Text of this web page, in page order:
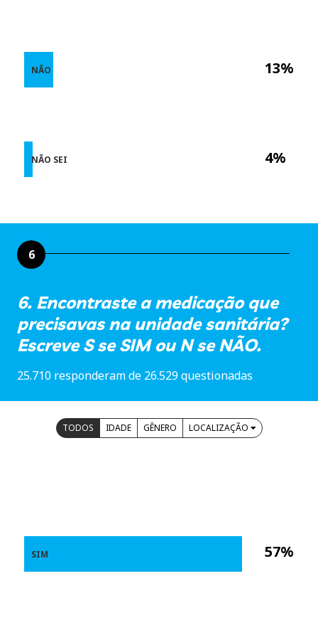
13%
4%
NÃO
NÃO SEI
6
6. Encontraste a medicação que
precisavas na unidade sanitária?
Escreve S se SIM ou N se NÃO.
25.710 responderam de 26.529 questionadas
TODOS IDADE GÊNERO LOCALIZAÇÃO
57%
SIM